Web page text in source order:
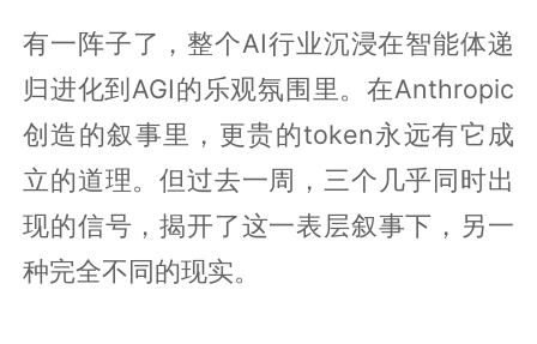
有一阵子了，整个AI行业沉浸在智能体递
归进化到AGI的乐观氛围里。在Anthropic
创造的叙事里，更贵的token永远有它成
立的道理。但过去一周，三个几乎同时出
现的信号，揭开了这一表层叙事下，另一
种完全不同的现实。